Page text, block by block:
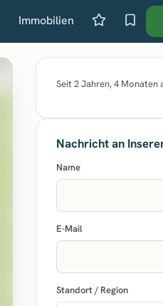
Immobilien
Seit 2 Jahren, 4 Monaten
Nachricht an
Name
E-Mail
Standort / Region